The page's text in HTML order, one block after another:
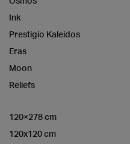
Ink
Prestigio Kaleidos
Eras
Moon
Reliefs
120×278 cm
120x120 cm